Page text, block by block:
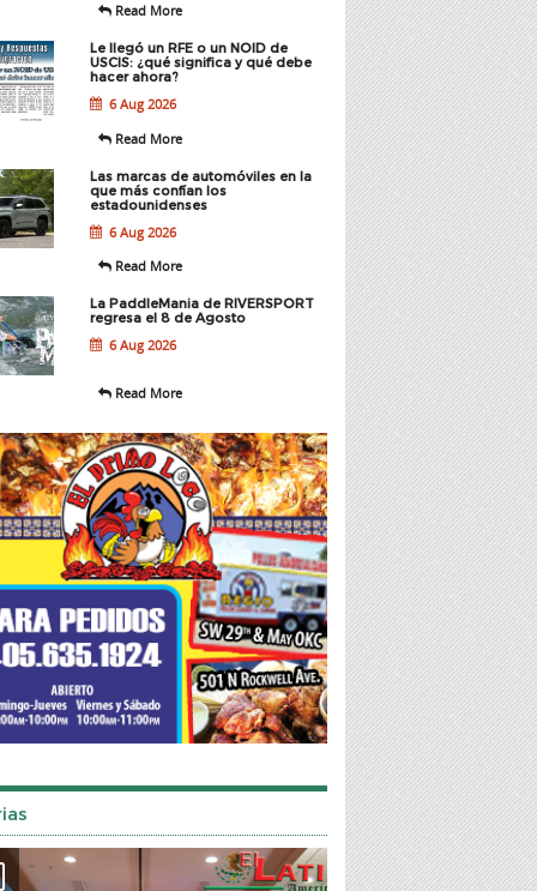
Read More
Le llegó un RFE o un NOID de
USCIS: ¿qué significa y qué debe
hacer ahora?
6 Aug 2026
Read More
Las marcas de automóviles en la
que más confían los
estadounidenses
6 Aug 2026
Read More
La PaddleMania de RIVERSPORT
regresa el 8 de Agosto
6 Aug 2026
Read More